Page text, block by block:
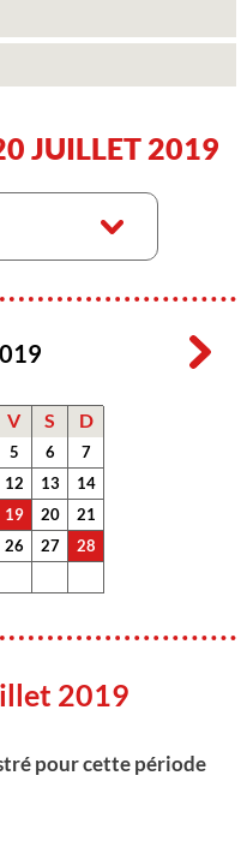
JUILLET 2019
V S D
5 6
7
12 13
14
19 20
21
26 27
28
2019
pour cette période